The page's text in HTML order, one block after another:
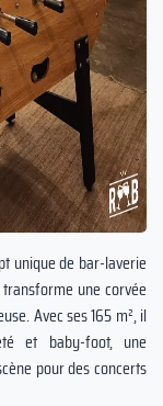
unique de bar-laverie
une corvée
Avec ses 165 m², il
et baby-foot, une
pour des concerts